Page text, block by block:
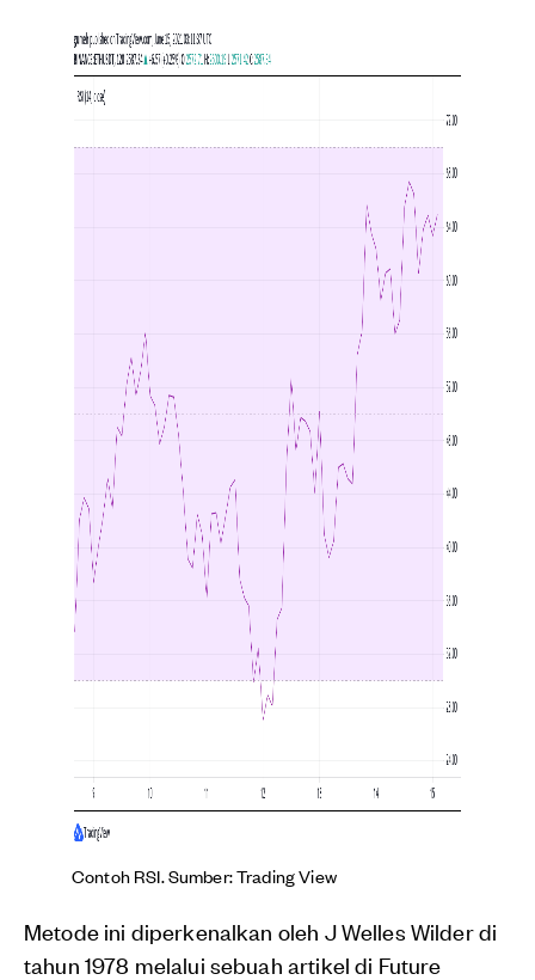
Contoh RSI. Sumber: Trading View
Metode ini diperkenalkan oleh J Welles Wilder di
tahun 1978 melalui sebuah artikel di Future